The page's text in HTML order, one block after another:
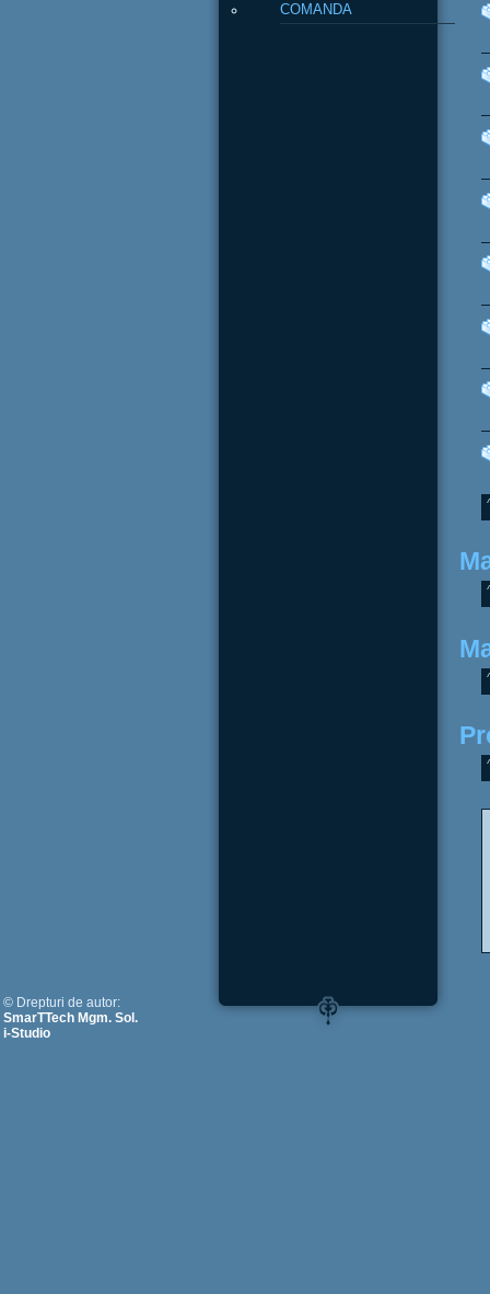
COMANDA
© Drepturi de autor:
SmarTTech Mgm. Sol.
i-Studio